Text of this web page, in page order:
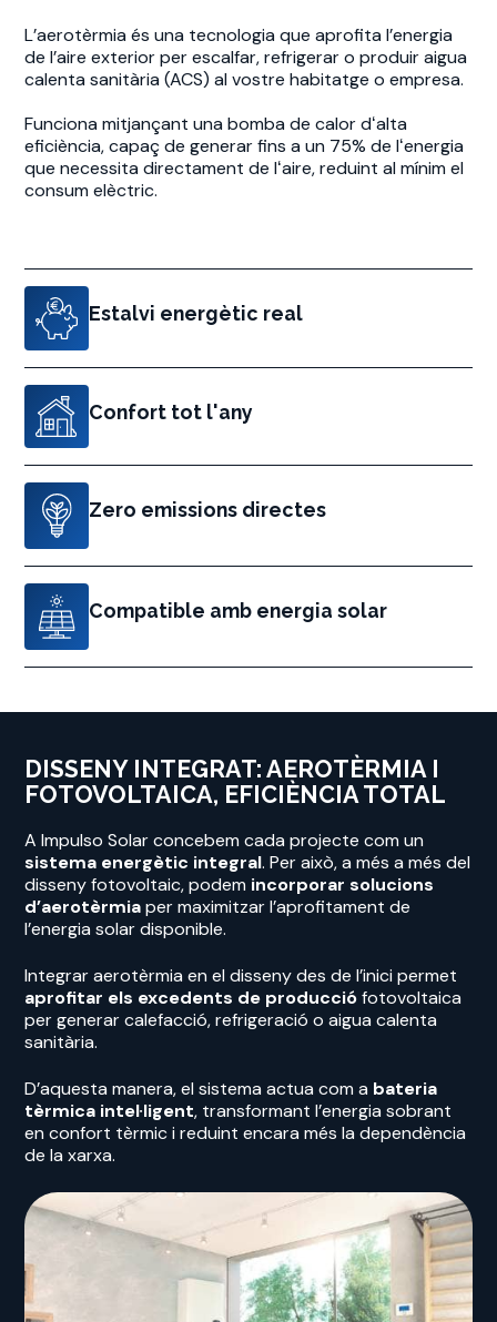
L’aerotèrmia és una tecnologia que aprofita l’energia
de l’aire exterior per escalfar, refrigerar o produir aigua
calenta sanitària (ACS) al vostre habitatge o empresa.
Funciona mitjançant una bomba de calor dʻalta
eficiència, capaç de generar fins a un 75% de lʻenergia
que necessita directament de lʻaire, reduint al mínim el
consum elèctric.
Estalvi energètic real
Confort tot l'any
Zero emissions directes
Compatible amb energia solar
DISSENY INTEGRAT: AEROTÈRMIA I
FOTOVOLTAICA, EFICIÈNCIA TOTAL
A Impulso Solar concebem cada projecte com un
sistema energètic integral. Per això, a més a més del
disseny fotovoltaic, podem incorporar solucions
d’aerotèrmiaper maximitzar l’aprofitament de
l’energia solar disponible.
Integrar aerotèrmia en el disseny des de l’inici permet
aprofitar els excedents de producciófotovoltaica
per generar calefacció, refrigeració o aigua calenta
sanitària.
D’aquesta manera, el sistema actua com a bateria
tèrmica intel·ligent, transformant l’energia sobrant
en confort tèrmic i reduint encara més la dependència
de la xarxa.